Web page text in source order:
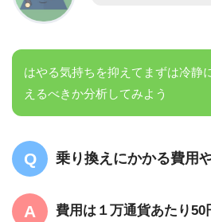
はやる気持ちを抑えてまずは冷静
えるべきか分析してみよう
乗り換えにかかる費用
費用は１万通貨あたり50